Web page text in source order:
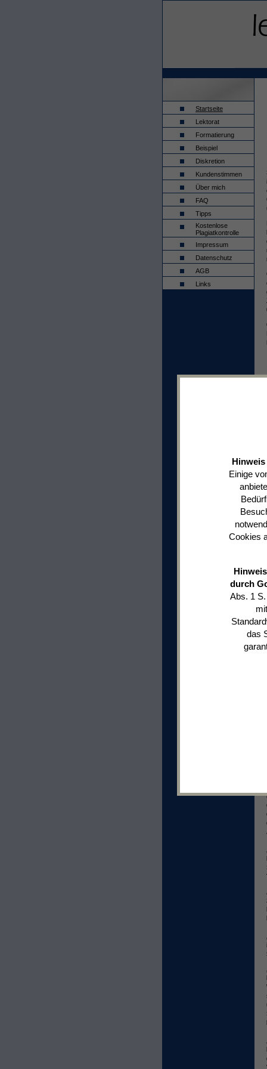
Startseite
Lektorat
Formatierung
Beispiel
Diskretion
Kundenstimmen
Über mich
FAQ
Tipps
Kostenlose
Plagiatkontrolle
Impressum
Datenschutz
AGB
Links
Einige
Cookies
durch
Abs. 1
das